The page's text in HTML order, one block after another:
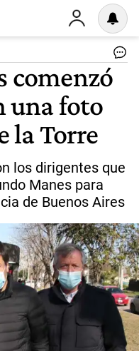
comenzó
una foto
la Torre
los dirigentes que
Manes para
de Buenos Aires